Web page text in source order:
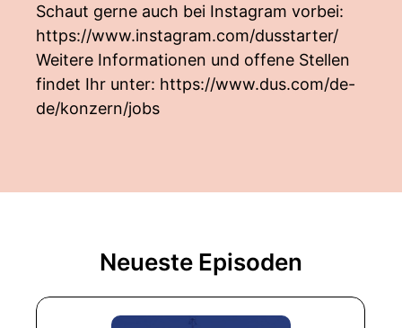
Schaut gerne auch bei Instagram vorbei:
https://www.instagram.com/dusstarter/
Weitere Informationen und offene Stellen
findet Ihr unter: https://www.dus.com/de-
de/konzern/jobs
Neueste Episoden